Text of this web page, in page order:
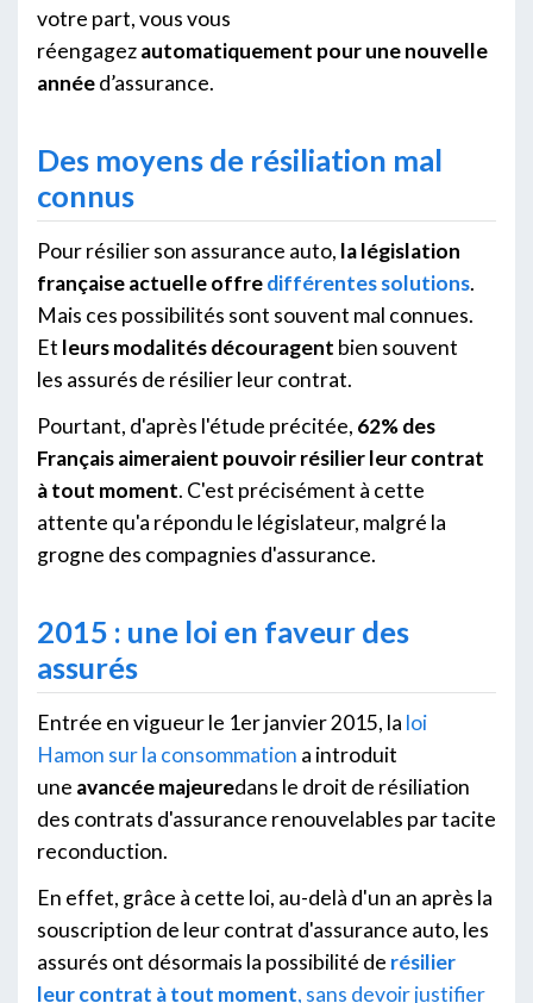
votre part, vous vous
réengagezautomatiquement pour une nouvelle
annéed’assurance.
Des moyens de résiliation mal
connus
Pour résilier son assurance auto, la législation
française actuelle offredifférentes solutions.
Mais ces possibilités sont souvent mal connues.
Et leurs modalités découragent bien souvent
les assurés de résilier leur contrat.
Pourtant, d'après l'étude précitée, 62% des
Français aimeraient pouvoir résilier leur contrat
à tout moment. C'est précisément à cette
attente qu'a répondu le législateur, malgré la
grogne des compagnies d'assurance.
2015 : une loi en faveur des
assurés
Entrée en vigueur le 1er janvier 2015, la loi
Hamon sur la consommation a introduit
une avancée majeuredans le droit de résiliation
des contrats d'assurance renouvelables par tacite
reconduction.
En effet, grâce à cette loi, au-delà d'un an après la
souscription de leur contrat d'assurance auto, les
assurés ont désormais la possibilité de résilier
leur contrat à tout moment, sans devoir justifier